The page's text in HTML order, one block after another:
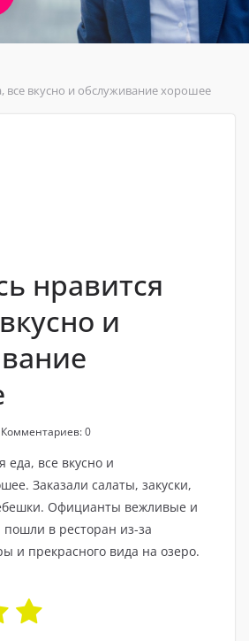
все вкусно и обслуживание хорошее
нравится
и
Комментариев: 0
еда, все вкусно и
Заказали салаты, закуски,
Официанты вежливые и
в ресторан из-за
и прекрасного вида на озеро.